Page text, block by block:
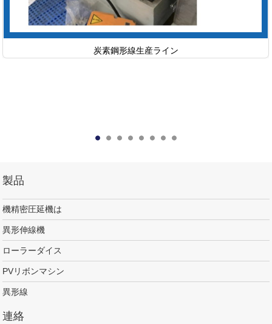
炭素鋼形線生産ライン
製品
機精密圧延機は
異形伸線機
ローラーダイス
PVリボンマシン
異形線
連絡